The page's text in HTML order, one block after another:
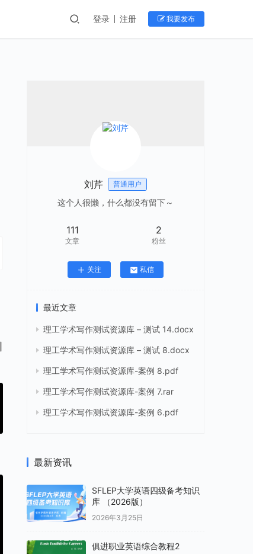
登录 注册 我要发布
刘芹 普通用户
这个人很懒，什么都没有留下～
111
文章
2
粉丝
关注 私信
最近文章
理工学术写作测试资源库 – 测试 14.docx
理工学术写作测试资源库 – 测试 8.docx
理工学术写作测试资源库-案例 8.pdf
理工学术写作测试资源库-案例 7.rar
理工学术写作测试资源库-案例 6.pdf
最新资讯
SFLEP大学英语四级备考知识
库 （2026版）
2026年3月25日
俱进职业英语综合教程2